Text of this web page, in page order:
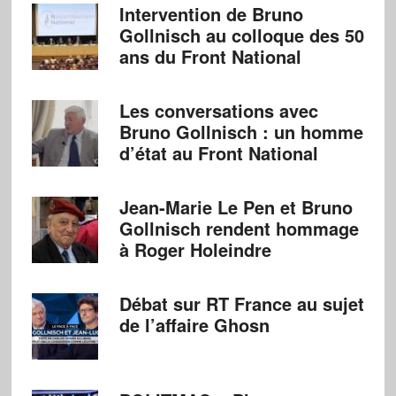
Intervention de Bruno
Gollnisch au colloque des 50
ans du Front National
Les conversations avec
Bruno Gollnisch : un homme
d’état au Front National
Jean-Marie Le Pen et Bruno
Gollnisch rendent hommage
à Roger Holeindre
Débat sur RT France au sujet
de l’affaire Ghosn